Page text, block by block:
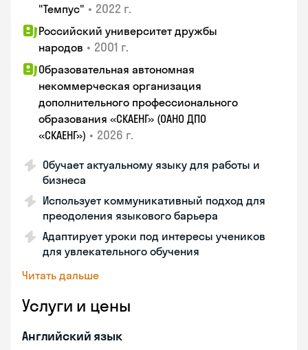
"Темпус" • 2022 г.
Российский университет дружбы
народов • 2001 г.
Образовательная автономная
некоммерческая организация
дополнительного профессионального
образования «СКАЕНГ» (ОАНО ДПО
«СКАЕНГ») • 2026 г.
Обучает актуальному языку для работы и
бизнеса
Использует коммуникативный подход для
преодоления языкового барьера
Адаптирует уроки под интересы учеников
для увлекательного обучения
Читать дальше
Услуги и цены
Английский язык